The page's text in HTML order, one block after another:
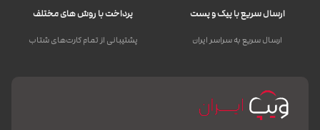
ارسال سریع با پیک و پست
ارسال سریع به سراسر ایران
پرداخت با روش های مختلف
پشتیبانی از تمام کارت‌های شتاب